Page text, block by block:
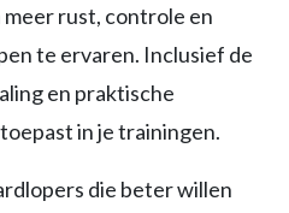
rust, controle en
te ervaren. Inclusief de
en praktische
in je trainingen.
die beter willen